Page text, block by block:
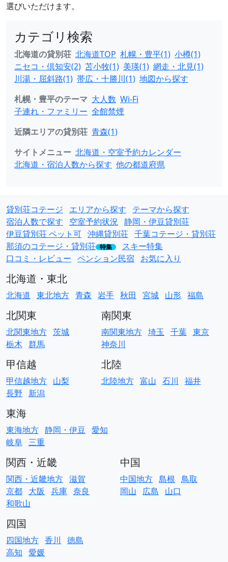
選びいただけます。
カテゴリ検索
北海道の貸別荘 北海道TOP 札幌・豊平(1) 小樽(1)
ニセコ・倶知安(2) 苫小牧(1) 美瑛(1) 網走・北見(1)
川湯・屈斜路(1) 帯広・十勝川(1) 地図から探す
札幌・豊平のテーマ 大人数 Wi-Fi
子連れ・ファミリー 全館禁煙
近隣エリアの貸別荘 青森(1)
サイトメニュー 北海道・空室予約カレンダー
北海道・宿泊人数から探す 他の都道府県
貸別荘コテージ エリアから探す
テーマから探す
宿泊人数で探す
空室予約状況 静岡・伊豆貸別荘
伊豆貸別荘 ペット可 沖縄貸別荘 千葉コテージ・貸別荘
那須のコテージ・貸別荘 特集
スキー特集
口コミ・レビュー ペンション民宿 お気に入り
北海道・東北
北海道 東北地方 青森 岩手 秋田 宮城 山形 福島
北関東
北関東地方 茨城
栃木 群馬
南関東
南関東地方 埼玉 千葉 東京
神奈川
甲信越
甲信越地方 山梨
長野
新潟
北陸
北陸地方 富山 石川 福井
東海
東海地方 静岡・伊豆 愛知
岐阜 三重
関西・近畿
関西・近畿地方 滋賀
京都 大阪 兵庫 奈良
和歌山
中国
中国地方 島根 鳥取
岡山
広島 山口
四国
四国地方 香川
徳島
高知 愛媛